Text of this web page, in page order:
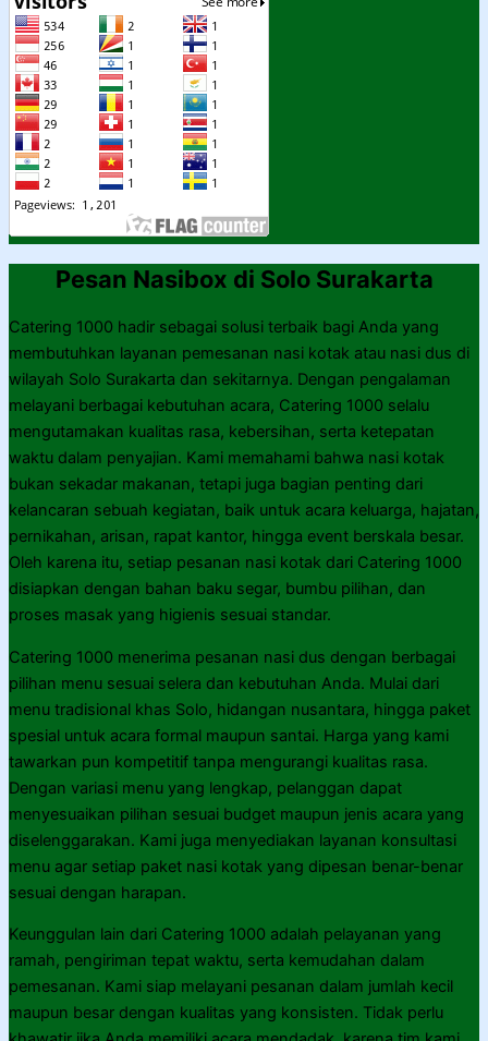
Pesan Nasibox di Solo Surakarta
Catering 1000 hadir sebagai solusi terbaik bagi Anda yang
membutuhkan layanan pemesanan nasi kotak atau nasi dus di
wilayah Solo Surakarta dan sekitarnya. Dengan pengalaman
melayani berbagai kebutuhan acara, Catering 1000 selalu
mengutamakan kualitas rasa, kebersihan, serta ketepatan
waktu dalam penyajian. Kami memahami bahwa nasi kotak
bukan sekadar makanan, tetapi juga bagian penting dari
kelancaran sebuah kegiatan, baik untuk acara keluarga, hajatan,
pernikahan, arisan, rapat kantor, hingga event berskala besar.
Oleh karena itu, setiap pesanan nasi kotak dari Catering 1000
disiapkan dengan bahan baku segar, bumbu pilihan, dan
proses masak yang higienis sesuai standar.
Catering 1000 menerima pesanan nasi dus dengan berbagai
pilihan menu sesuai selera dan kebutuhan Anda. Mulai dari
menu tradisional khas Solo, hidangan nusantara, hingga paket
spesial untuk acara formal maupun santai. Harga yang kami
tawarkan pun kompetitif tanpa mengurangi kualitas rasa.
Dengan variasi menu yang lengkap, pelanggan dapat
menyesuaikan pilihan sesuai budget maupun jenis acara yang
diselenggarakan. Kami juga menyediakan layanan konsultasi
menu agar setiap paket nasi kotak yang dipesan benar-benar
sesuai dengan harapan.
Keunggulan lain dari Catering 1000 adalah pelayanan yang
ramah, pengiriman tepat waktu, serta kemudahan dalam
pemesanan. Kami siap melayani pesanan dalam jumlah kecil
maupun besar dengan kualitas yang konsisten. Tidak perlu